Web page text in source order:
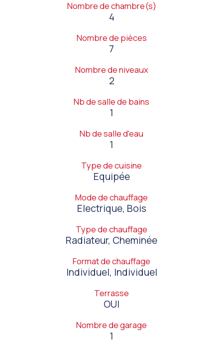
Nombre de chambre(s)
4
Nombre de pièces
7
Nombre de niveaux
2
Nb de salle de bains
1
Nb de salle d'eau
1
Type de cuisine
Equipée
Mode de chauffage
Electrique, Bois
Type de chauffage
Radiateur, Cheminée
Format de chauffage
Individuel, Individuel
Terrasse
OUI
Nombre de garage
1